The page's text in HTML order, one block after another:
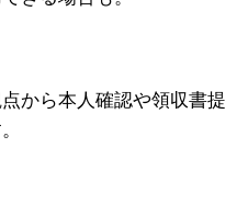
から本人確認や領収書提